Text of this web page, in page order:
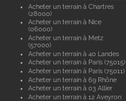
Acheter un terrain à Chartres
(28000)
Acheter un terrain à Nice
(06000)
Acheter un terrain à Metz
(57000)
Acheter un terrain à 40 Landes
Acheter un terrain à Paris (75015)
Acheter un terrain à Paris (75011)
Acheter un terrain à 69 Rhône
Acheter un terrain à 03 Allier
Acheter un terrain à 12 Aveyron